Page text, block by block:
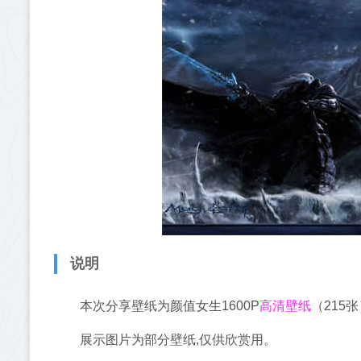
说明
本次分享壁纸为颜值女生1600P高清壁纸 （215
展示图片为部分壁纸,仅供欣赏用。